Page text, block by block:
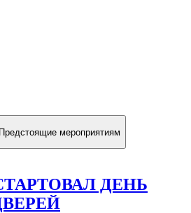
Предстоящие мероприятиям
ДЕНЬ